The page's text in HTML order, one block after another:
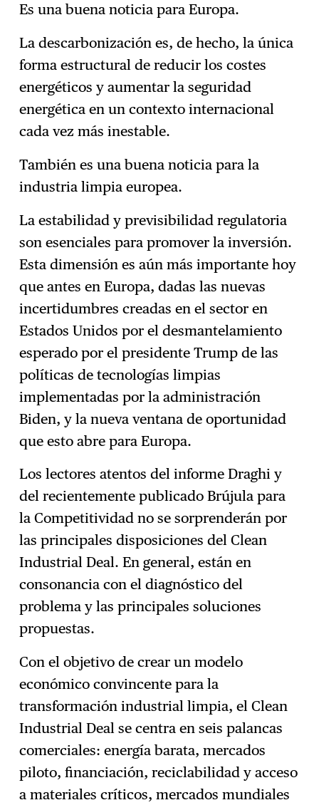
Es una buena noticia para Europa.
La descarbonización es, de hecho, la única
forma estructural de reducir los costes
energéticos y aumentar la seguridad
energética en un contexto internacional
cada vez más inestable.
También es una buena noticia para la
industria limpia europea.
La estabilidad y previsibilidad regulatoria
son esenciales para promover la inversión.
Esta dimensión es aún más importante hoy
que antes en Europa, dadas las nuevas
incertidumbres creadas en el sector en
Estados Unidos por el desmantelamiento
esperado por el presidente Trump de las
políticas de tecnologías limpias
implementadas por la administración
Biden, y la nueva ventana de oportunidad
que esto abre para Europa.
Los lectores atentos del informe Draghi y
del recientemente publicado Brújula para
la Competitividad no se sorprenderán por
las principales disposiciones del Clean
Industrial Deal. En general, están en
consonancia con el diagnóstico del
problema y las principales soluciones
propuestas.
Con el objetivo de crear un modelo
económico convincente para la
transformación industrial limpia, el Clean
Industrial Deal se centra en seis palancas
comerciales: energía barata, mercados
piloto, financiación, reciclabilidad y acceso
a materiales críticos, mercados mundiales